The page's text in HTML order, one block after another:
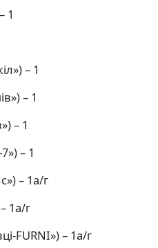
1
– 1
– 1
– 1
– 1
– 1а/г
1а/г
FURNI») – 1а/г